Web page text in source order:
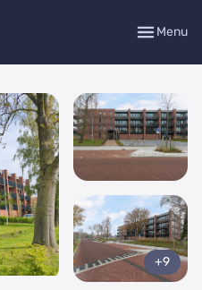
Menu
+9